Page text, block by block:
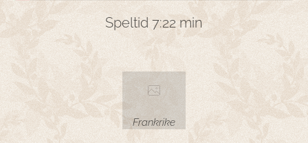
Speltid 7:22 min
Frankrike